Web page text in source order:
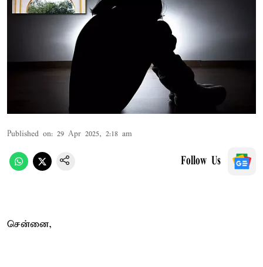
Published on: 29 Apr 2025, 2:18 am
Follow Us
சென்னை,